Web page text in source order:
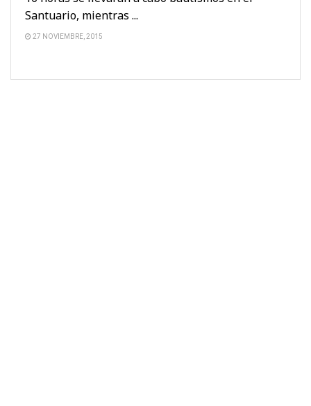
Santuario, mientras ...
27 NOVIEMBRE, 2015